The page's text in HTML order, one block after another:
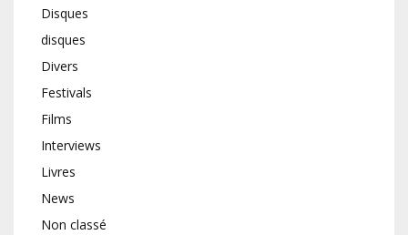
Disques
disques
Divers
Festivals
Films
Interviews
Livres
News
Non classé